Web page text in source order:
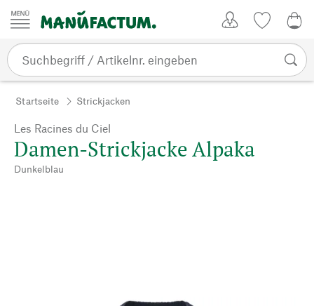
Zum Inhalt springen
Startseite Strickjacken
Les Racines du Ciel
Damen-Strickjacke Alpaka
Dunkelblau